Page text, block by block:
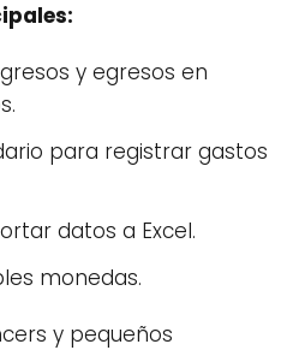
y egresos en
para registrar gastos
datos a Excel.
monedas.
y pequeños